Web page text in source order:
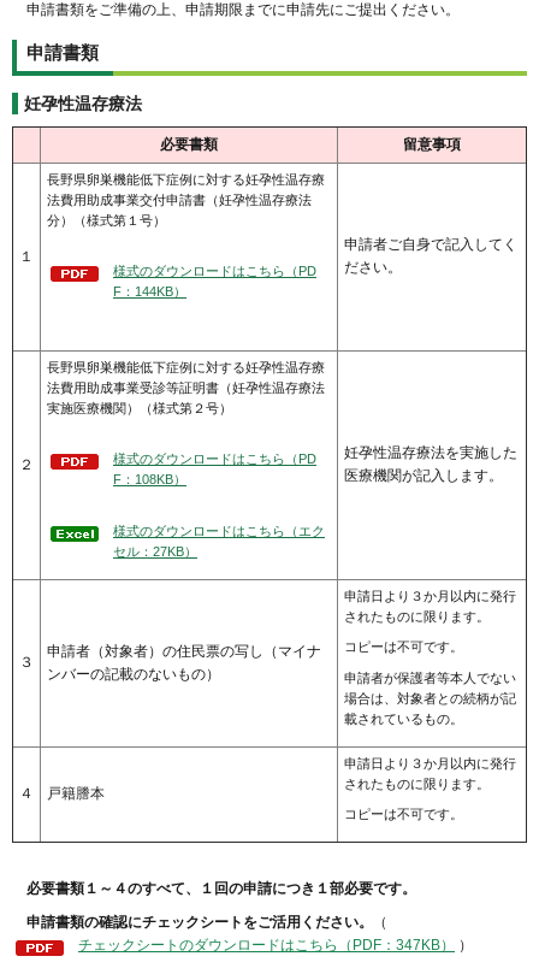
申請書類をご準備の上、申請期限までに申請先にご提出ください。
申請書類
妊孕性温存療法
必要書類 留意事項
１
長野県卵巣機能低下症例に対する妊孕性温存療
法費用助成事業交付申請書（妊孕性温存療法
分）（様式第１号）
様式のダウンロードはこちら（PD
F：144KB）
申請者ご自身で記入してく
ださい。
２
長野県卵巣機能低下症例に対する妊孕性温存療
法費用助成事業受診等証明書（妊孕性温存療法
実施医療機関）（様式第２号）
様式のダウンロードはこちら（PD
F：108KB）
様式のダウンロードはこちら（エク
セル：27KB）
妊孕性温存療法を実施した
医療機関が記入します。
３
申請者（対象者）の住民票の写し（マイナ
ンバーの記載のないもの）
申請日より３か月以内に発行
されたものに限ります。
コピーは不可です。
申請者が保護者等本人でない
場合は、対象者との続柄が記
載されているもの。
４ 戸籍謄本
申請日より３か月以内に発行
されたものに限ります。
コピーは不可です。
必要書類１～４のすべて、１回の申請につき１部必要です。
申請書類の確認にチェックシートをご活用ください。
（
チェックシートのダウンロードはこちら（PDF：347KB）
）